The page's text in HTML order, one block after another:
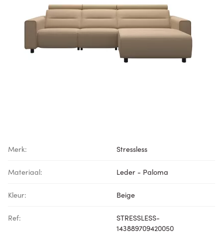
Merk: Stressless
Materiaal: Leder - Paloma
Kleur: Beige
Ref:
STRESSLESS-
143889709420050